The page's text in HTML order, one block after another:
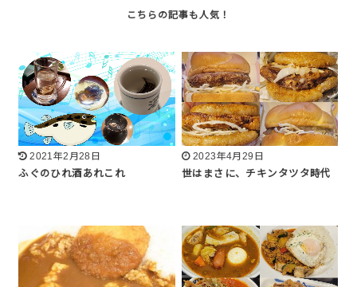
2021年2月28日
ふぐのひれ酒あれこれ
2023年4月29日
世はまさに、チキンタツタ時代